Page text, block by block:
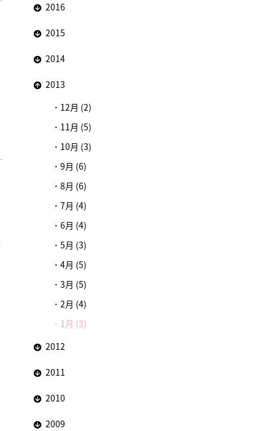
2016
2015
2014
2013
12月 (2)
11月 (5)
10月 (3)
9月 (6)
8月 (6)
7月 (4)
6月 (4)
5月 (3)
4月 (5)
3月 (5)
2月 (4)
1月 (3)
2012
2011
2010
2009